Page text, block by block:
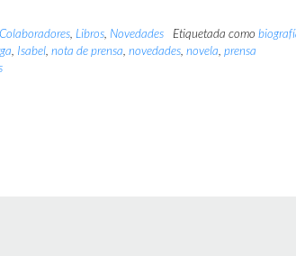
Colaboradores, Libros, Novedades Etiquetada como
, Isabel,nota de prensa,novedades,novela,prensa